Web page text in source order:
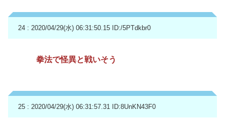
24 : 2020/04/29(水) 06:31:50.15 ID:/5PTdkbr0
拳法で怪異と戦いそう
25 : 2020/04/29(水) 06:31:57.31 ID:8UnKN43F0